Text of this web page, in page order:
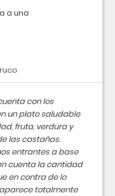
a una
con los
un plato saludable
fruta, verdura y
las castañas.
entrantes a base
cuenta la cantidad
en contra de lo
totalmente